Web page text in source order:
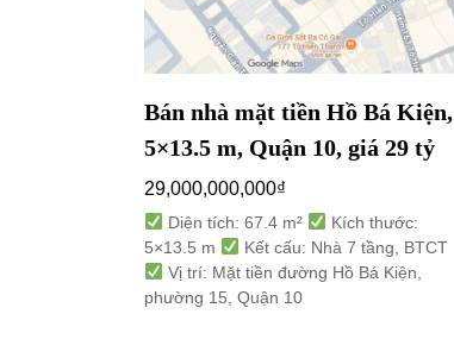
Bán nhà mặt tiền Hồ Bá Kiện,
5×13.5 m, Quận 10, giá 29 tỷ
29,000,000,000₫
Diện tích: 67.4 m²
Kích thước:
5×13.5 m
Kết cấu: Nhà 7 tầng, BTCT
Vị trí: Mặt tiền đường Hồ Bá Kiện,
phường 15, Quận 10